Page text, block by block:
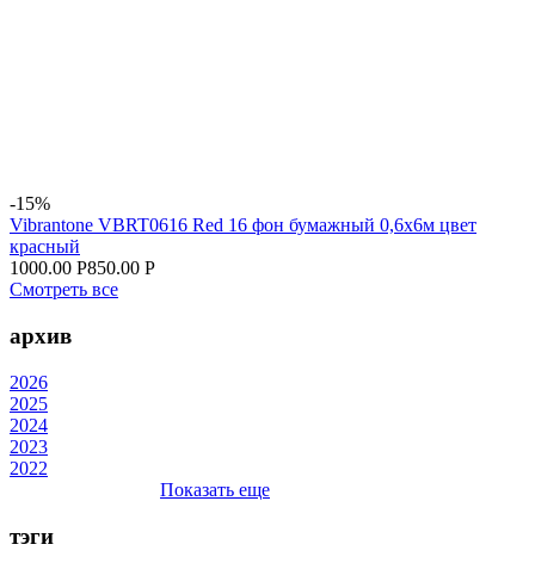
-15%
Vibrantone VBRT0616 Red 16 фон бумажный 0,6x6м цвет
красный
1000.00 Р850.00 Р
Смотреть все
архив
2026
2025
2024
2023
2022
Показать еще
тэги